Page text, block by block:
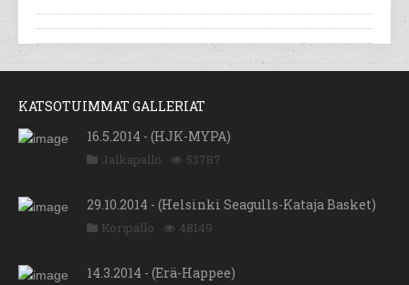
KATSOTUIMMAT GALLERIAT
16.5.2014 - (HJK-MYPA)
Jalkapallo 53787
29.10.2014 - (Helsinki Seagulls-Kataja Basket)
Koripallo 48149
14.3.2014 - (Erä-Happee)